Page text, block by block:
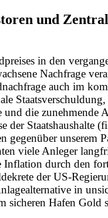
und
in den
Nachfrage
auch im
die zunehmende
der Staatshaushalte
gegenüber unserem
viele Anleger
durch den
der US-
in
sicheren Hafen Gold